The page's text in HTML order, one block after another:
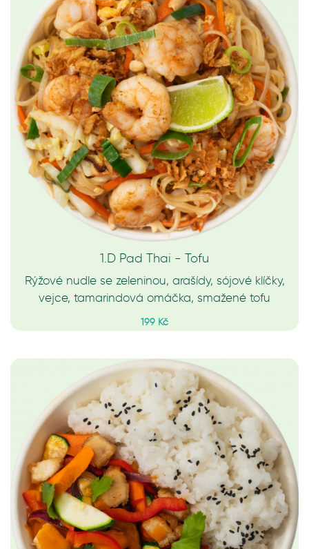
1.D Pad Thai - Tofu
Rýžové nudle se zeleninou, arašídy, sójové klíčky,
vejce, tamarindová omáčka, smažené tofu
199 Kč